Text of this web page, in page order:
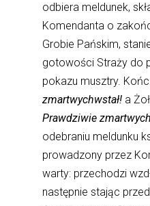
odbiera meldunek,
Komendanta o
Grobie Pańskim,
gotowości Straży do
pokazu musztry.
zmartwychwstał! a
Prawdziwie
odebraniu meldunku
prowadzony przez
warty: przechodzi
następnie stając